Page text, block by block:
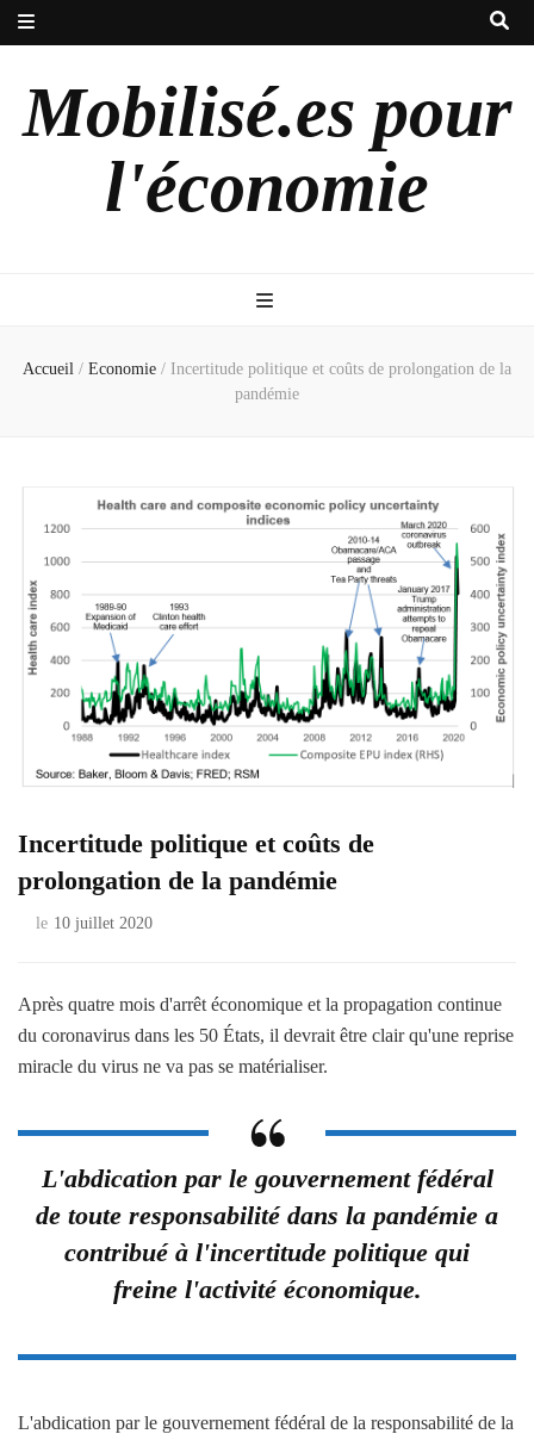
Mobilisé.es pour
l'économie
Accueil / Economie / Incertitude politique et coûts de prolongation de la
pandémie
Incertitude politique et coûts de
prolongation de la pandémie
le 10 juillet 2020
Après quatre mois d'arrêt économique et la propagation continue
du coronavirus dans les 50 États, il devrait être clair qu'une reprise
miracle du virus ne va pas se matérialiser.
L'abdication par le gouvernement fédéral
de toute responsabilité dans la pandémie a
contribué à l'incertitude politique qui
freine l'activité économique.
L'abdication par le gouvernement fédéral de la responsabilité de la